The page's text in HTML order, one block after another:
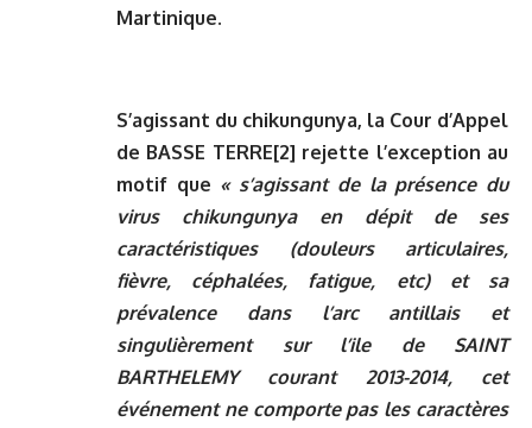
Martinique.
S’agissant du chikungunya, la Cour d’Appel
de BASSE TERRE[2] rejette l’exception au
motif que « s’agissant de la présence du
virus chikungunya en dépit de ses
caractéristiques (douleurs articulaires,
fièvre, céphalées, fatigue, etc) et sa
prévalence dans l’arc antillais et
singulièrement sur l’ile de SAINT
BARTHELEMY courant 2013-2014, cet
événement ne comporte pas les caractères